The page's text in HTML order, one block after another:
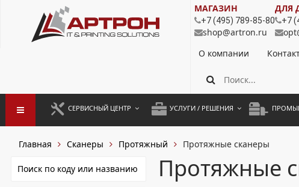
МАГАЗИН
+7 (495) 789-85-80
shop@artron.ru
ДЛЯ
+7
О компании
СЕРВИСНЫЙ ЦЕНТР УСЛУГИ / РЕШЕНИЯ
ПОКОПИЙНАЯ ПЕЧАТЬ
КОНТРОЛЬ ПЕЧАТИ
Главная Сканеры Протяжный Протяжные сканеры
Протяжные